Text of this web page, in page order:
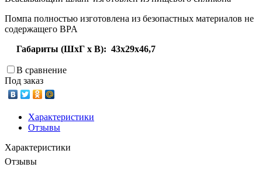
Помпа полностью изготовлена из безопастных материалов не
содержащего BPA
Габариты (ШхГ х В): 43х29х46,7
В сравнение
Под заказ
Характеристики
Отзывы
Характеристики
Отзывы